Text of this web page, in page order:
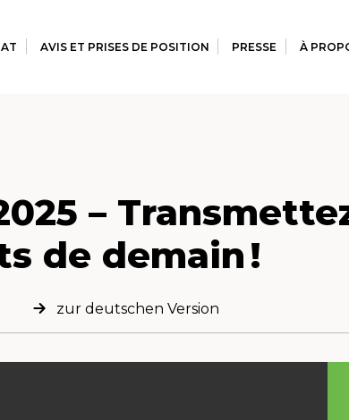
AVIS ET PRISES DE POSITION PRESSE À
–
de demain !
zur deutschen Version